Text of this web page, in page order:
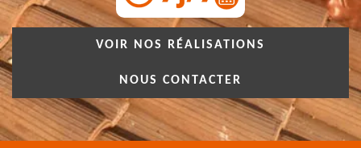
VOIR NOS RÉALISATIONS
NOUS CONTACTER